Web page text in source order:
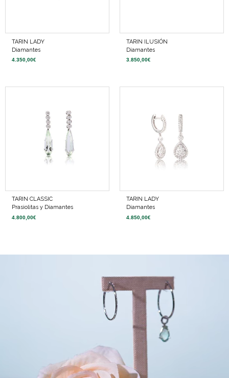
TARIN LADY
Diamantes
4.350,00€
TARIN ILUSIÓN
Diamantes
3.850,00€
TARIN CLASSIC
Prasiolitas y Diamantes
4.800,00€
TARIN LADY
Diamantes
4.850,00€